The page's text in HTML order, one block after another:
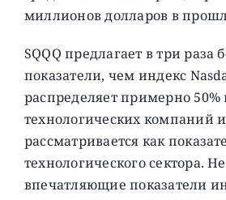
миллионов долларов в
SQQQ предлагает в три раза
показатели, чем индекс
распределяет примерно
технологических компаний и
рассматривается как
технологического сектора.
впечатляющие показатели